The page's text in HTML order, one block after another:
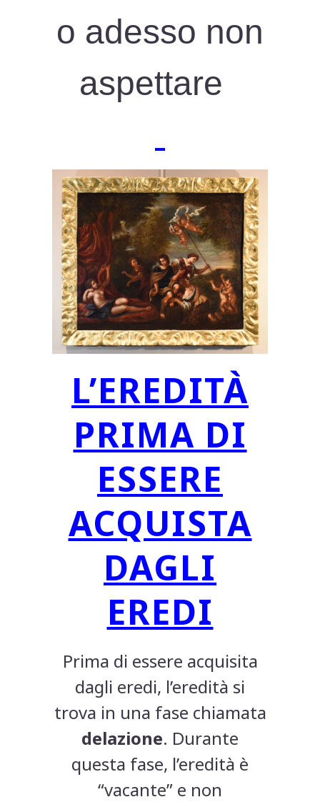
o adesso non
aspettare
L’EREDITÀ
PRIMA DI
ESSERE
ACQUISTA
DAGLI
EREDI
Prima di essere acquisita
dagli eredi, l’eredità si
trova in una fase chiamata
delazione. Durante
questa fase, l’eredità è
“vacante” e non